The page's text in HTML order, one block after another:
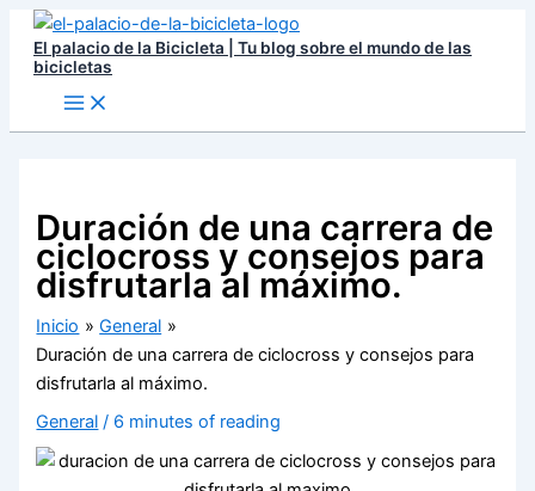
contenido
El palacio de la Bicicleta | Tu blog sobre el mundo de las
bicicletas
Duración de una carrera de
ciclocross y consejos para
disfrutarla al máximo.
Inicio
General
Duración de una carrera de ciclocross y consejos para
disfrutarla al máximo.
General / 6 minutes of reading